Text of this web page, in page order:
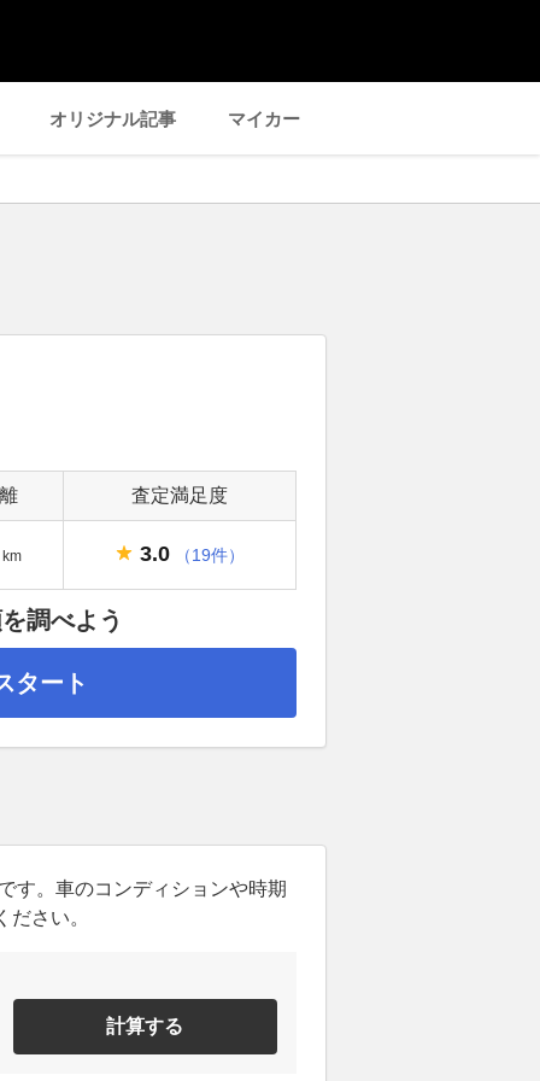
オリジナル記事 マイカー
査定満足度
km 3.0 （19件）
調べよう
タート
す。車のコンディションや時期
さい。
計算する